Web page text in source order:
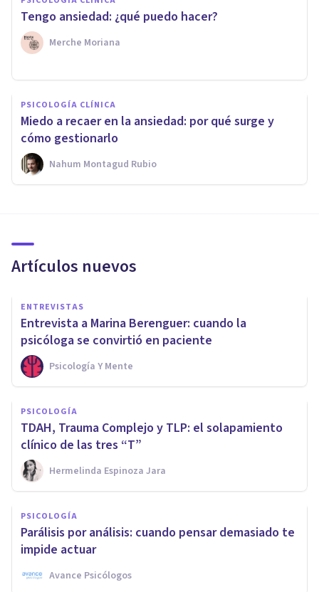
Tengo ansiedad: ¿qué puedo hacer?
Merche Moriana
PSICOLOGÍA CLÍNICA
Miedo a recaer en la ansiedad: por qué surge y
cómo gestionarlo
Nahum Montagud Rubio
Artículos nuevos
ENTREVISTAS
Entrevista a Marina Berenguer: cuando la
psicóloga se convirtió en paciente
Psicología Y Mente
PSICOLOGÍA
TDAH, Trauma Complejo y TLP: el solapamiento
clínico de las tres “T”
Hermelinda Espinoza Jara
PSICOLOGÍA
Parálisis por análisis: cuando pensar demasiado te
impide actuar
Avance Psicólogos